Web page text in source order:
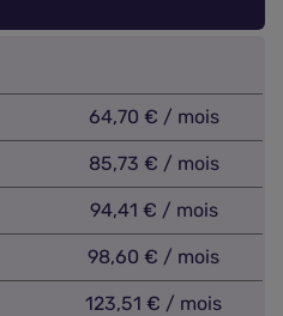
64,70 € / mois
85,73 € / mois
94,41 € / mois
98,60 € / mois
123,51 € / mois